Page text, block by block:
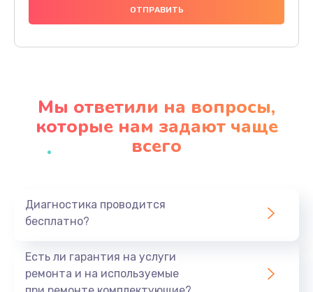
880 руб.
Заказать
Ремонт блока питания
Заказать
Мы ответили на вопросы,
которые нам задают чаще
всего
Диагностика проводится
бесплатно?
Есть ли гарантия на услуги
ремонта и на используемые